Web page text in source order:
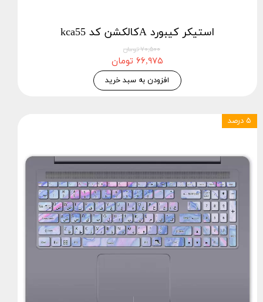
استيكر كيبورد Aکالکشن کد kca55
۷۰,۵۰۰ تومان
۶۶,۹۷۵ تومان
افزودن به سبد خرید
۵ درصد